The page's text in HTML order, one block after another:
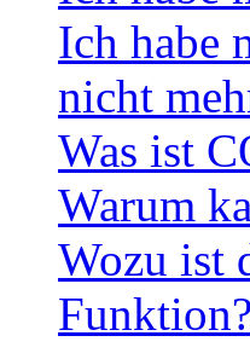
Ich habe
nicht
Was ist
Warum
Wozu ist
Funktion?